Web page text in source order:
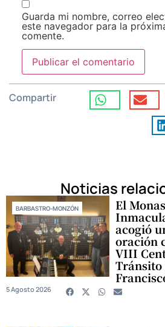
Guarda mi nombre, correo
este navegador para la
comente.
Compartir
Noticias
BARBASTRO-MONZÓN El
acogió
oración
VIII
Tránsito
5 Agosto 2026